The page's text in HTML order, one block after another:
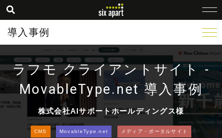
導入事例
ラフモ クライアントサイト -
MovableType.net 導入事例
株式会社AIサポートホールディングス様
CMS MovableType.net メディア・ポータルサイト